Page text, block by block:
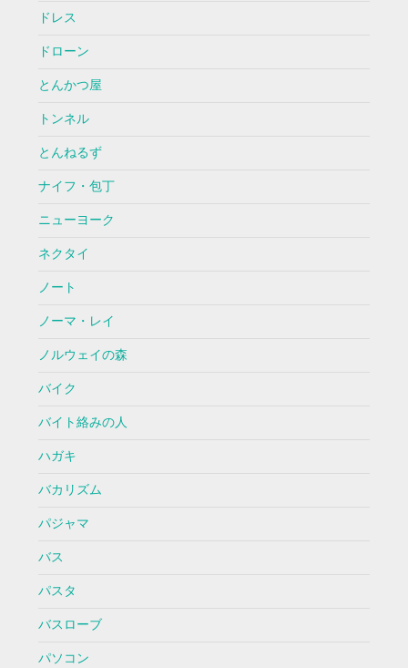
ドレス
ドローン
とんかつ屋
トンネル
とんねるず
ナイフ・包丁
ニューヨーク
ネクタイ
ノート
ノーマ・レイ
ノルウェイの森
バイク
バイト絡みの人
ハガキ
バカリズム
パジャマ
バス
パスタ
バスローブ
パソコン